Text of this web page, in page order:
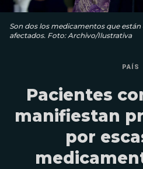
Son dos los medicamentos que
afectados. Foto: Archivo/Ilustrativa
PAÍS
Pacientes
manifiestan
por